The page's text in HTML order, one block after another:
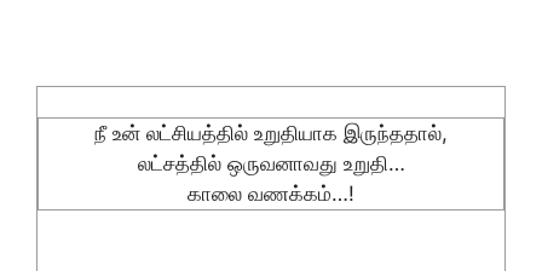
நீ உன் லட்சியத்தில் உறுதியாக இருந்ததால்,
லட்சத்தில் ஒருவனாவது உறுதி…
காலை வணக்கம்…!